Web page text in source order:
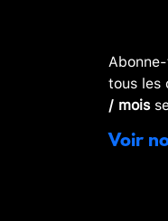
tous les
/ mois
Voir